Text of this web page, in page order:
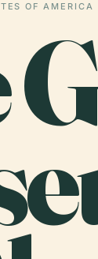
OF AMERICA